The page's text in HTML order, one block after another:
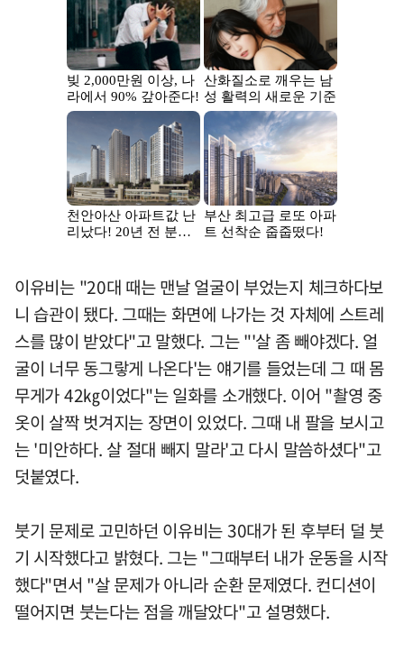
이유비는 "20대 때는 맨날 얼굴이 부었는지 체크하다보
니 습관이 됐다. 그때는 화면에 나가는 것 자체에 스트레
스를 많이 받았다"고 말했다. 그는 "'살 좀 빼야겠다. 얼
굴이 너무 동그랗게 나온다'는 얘기를 들었는데 그 때 몸
무게가 42㎏이었다"는 일화를 소개했다. 이어 "촬영 중
옷이 살짝 벗겨지는 장면이 있었다. 그때 내 팔을 보시고
는 '미안하다. 살 절대 빼지 말라'고 다시 말씀하셨다"고
덧붙였다.
붓기 문제로 고민하던 이유비는 30대가 된 후부터 덜 붓
기 시작했다고 밝혔다. 그는 "그때부터 내가 운동을 시작
했다"면서 "살 문제가 아니라 순환 문제였다. 컨디션이
떨어지면 붓는다는 점을 깨달았다"고 설명했다.